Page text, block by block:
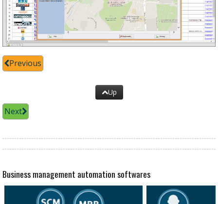
Previous
Up
Next
Business management automation softwares